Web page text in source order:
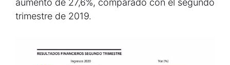
aumento de 27,6%, comparado con el segundo
trimestre de 2019.